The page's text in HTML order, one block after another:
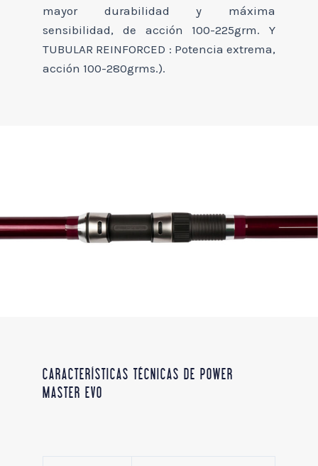
mayor durabilidad y máxima
sensibilidad, de acción 100-225grm. Y
TUBULAR REINFORCED : Potencia extrema,
acción 100-280grms.).
CARACTERÍSTICAS TÉCNICAS DE POWER
MASTER EVO